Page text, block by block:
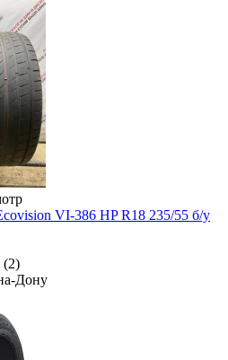
VI-386 HP R18 235/55 б/у
(2)
Дону